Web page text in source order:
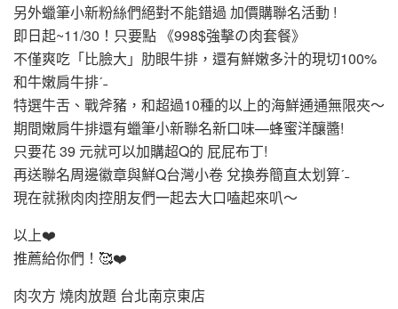
另外蠟筆小新粉絲們絕對不能錯過 加價購聯名活動 !
即日起~11/30！只要點 《998$強擊の肉套餐》
不僅爽吃「比臉大」肋眼牛排，還有鮮嫩多汁的現切100%
和牛嫩肩牛排ˊ˗
特選牛舌、戰斧豬，和超過10種的以上的海鮮通通無限夾～
期間嫩肩牛排還有蠟筆小新聯名新口味—蜂蜜洋釀醬!
只要花 39 元就可以加購超Q的 屁屁布丁!
再送聯名周邊徽章與鮮Q台灣小卷 兌換券簡直太划算ˊ˗
現在就揪肉肉控朋友們一起去大口嗑起來叭～
以上❤️
推薦給你們！🥰❤️
肉次方 燒肉放題 台北南京東店